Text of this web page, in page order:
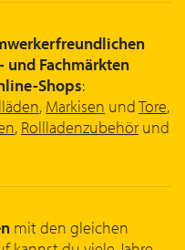
und Fachmärkten
Shops:
, Markisen undTore,
, Rollladenzubehör und
mit den gleichen